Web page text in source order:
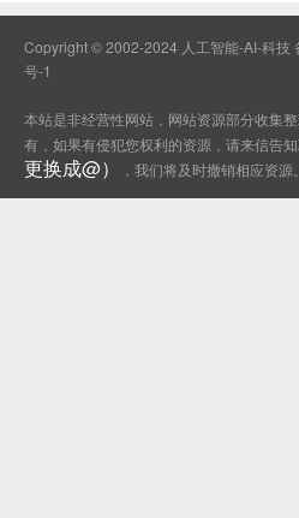
Copyright © 2002-2024 人工智能-AI-科技
号-1
本站是非经营性网站，网站资源部分收集
有，如果有侵犯您权利的资源，请来信告知
更换成@）
，我们将及时撤销相应资源。